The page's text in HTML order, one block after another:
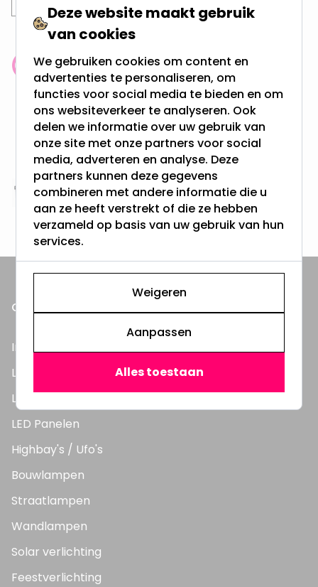
Klantenbeoordeling: 9.4/10
meer dan 100.000 klanten gingen u voor
Gratis verzending + snel geleverd
Vanaf EUR100,- naar NL & BE
& 100 dagen recht op retour
Altijd uit eigen voorraad
3000m2 - 60.000+ Producten
ONZE PRODUCTEN
Inbouwspots
LED Lampen
LED TL Buizen
LED Panelen
Highbay's / Ufo's
Bouwlampen
Straatlampen
Wandlampen
Solar verlichting
Feestverlichting
Deze website maakt gebruik
van cookies
We gebruiken cookies om content en
advertenties te personaliseren, om
functies voor social media te bieden en om
ons websiteverkeer te analyseren. Ook
delen we informatie over uw gebruik van
onze site met onze partners voor social
media, adverteren en analyse. Deze
partners kunnen deze gegevens
combineren met andere informatie die u
aan ze heeft verstrekt of die ze hebben
verzameld op basis van uw gebruik van hun
services.
Weigeren
Aanpassen
Alles toestaan